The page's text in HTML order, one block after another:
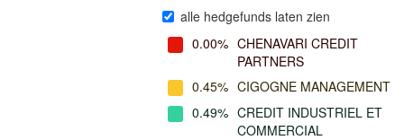
alle hedgefunds laten zien
0.00% CHENAVARI CREDIT
PARTNERS
0.45% CIGOGNE MANAGEMENT
0.49% CREDIT INDUSTRIEL ET
COMMERCIAL